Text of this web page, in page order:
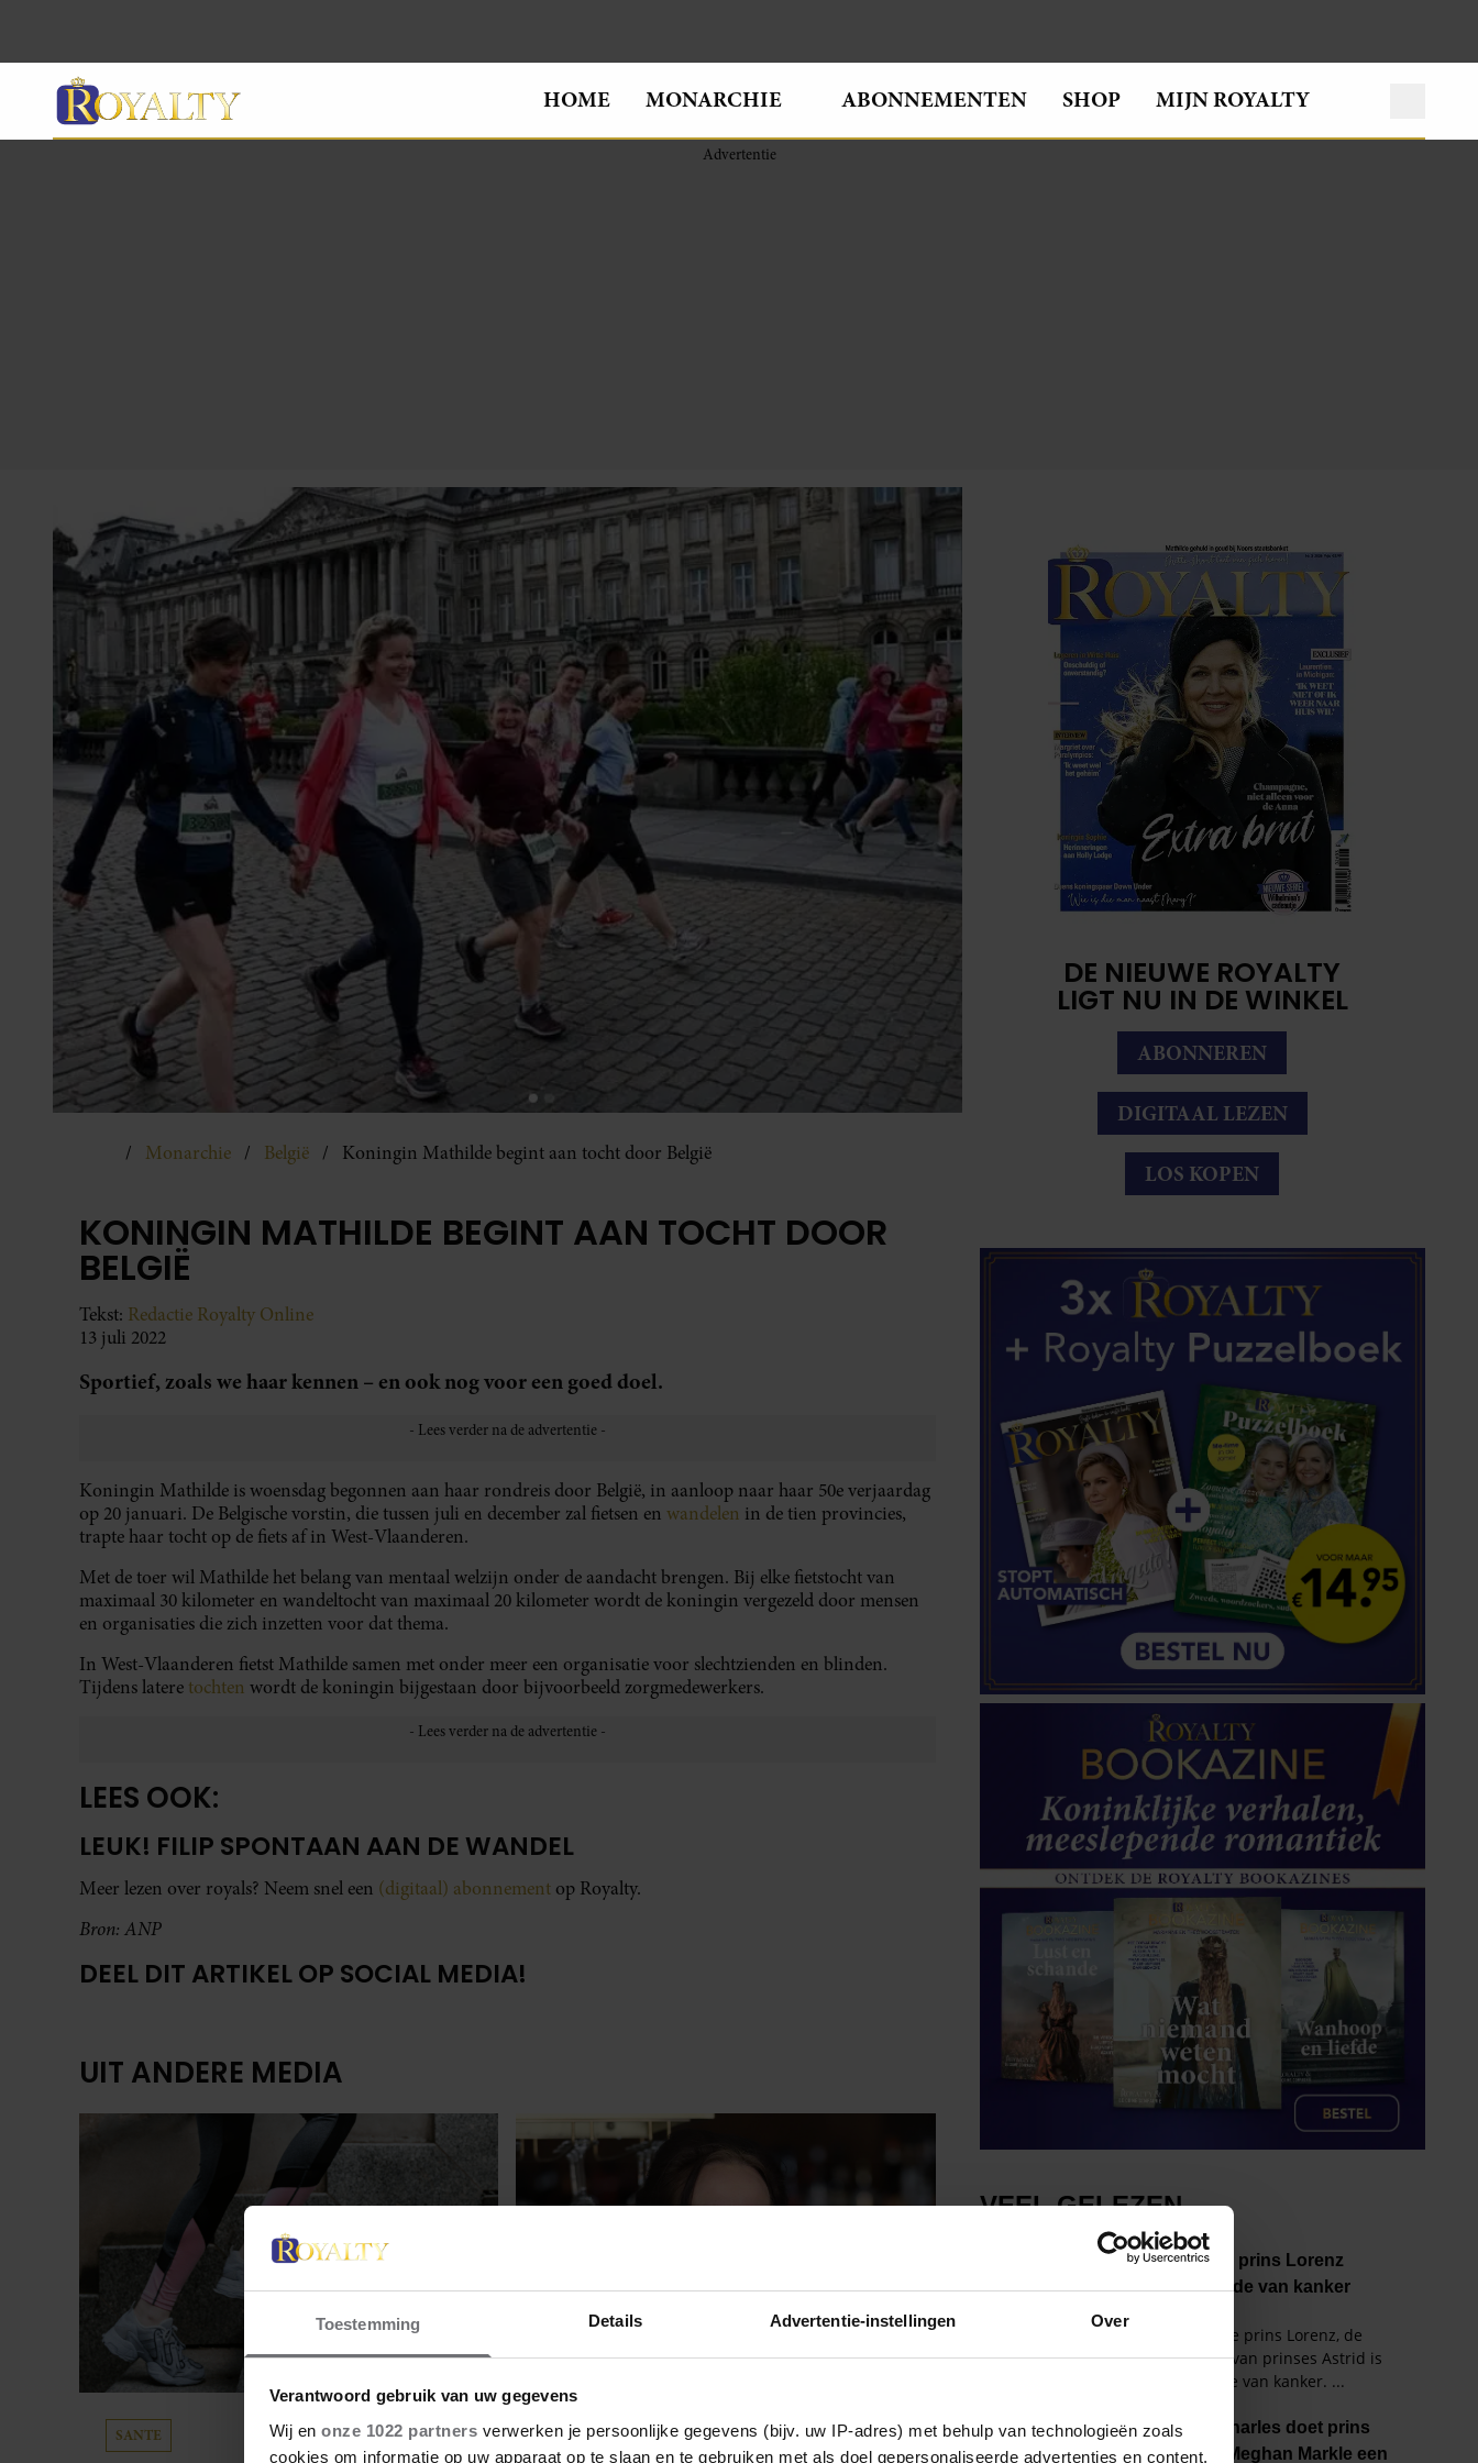
Toestemming Details Advertentie-instellingen Over
Verantwoord gebruik van uw gegevens
Wij en onze 1022 partners verwerken je persoonlijke gegevens (bijv. uw IP-adres) met behulp van technologieën zoals
cookies om informatie op uw apparaat op te slaan en te gebruiken met als doel gepersonaliseerde advertenties en content,
HOME MONARCHIE ABONNEMENTEN SHOP MIJN ROYALTY
Monarchie België Koningin Mathilde begint aan tocht door België
KONINGIN MATHILDE BEGINT AAN TOCHT DOOR
BELGIË
Tekst: Redactie Royalty Online
13 juli 2022
Sportief, zoals we haar kennen – en ook nog voor een goed doel.
Koningin Mathilde is woensdag begonnen aan haar rondreis door België, in aanloop naar haar 50e verjaardag
op 20 januari. De Belgische vorstin, die tussen juli en december zal fietsen en wandelen in de tien provincies,
trapte haar tocht op de fiets af in West-Vlaanderen.
Met de toer wil Mathilde het belang van mentaal welzijn onder de aandacht brengen. Bij elke fietstocht van
maximaal 30 kilometer en wandeltocht van maximaal 20 kilometer wordt de koningin vergezeld door mensen
en organisaties die zich inzetten voor dat thema.
In West-Vlaanderen fietst Mathilde samen met onder meer een organisatie voor slechtzienden en blinden.
Tijdens latere tochten wordt de koningin bijgestaan door bijvoorbeeld zorgmedewerkers.
LEES OOK:
LEUK! FILIP SPONTAAN AAN DE WANDEL
Meer lezen over royals? Neem snel een (digitaal) abonnement op Royalty.
Bron: ANP
DEEL DIT ARTIKEL OP SOCIAL MEDIA!
UIT ANDERE MEDIA
SANTE PARTY
DE NIEUWE ROYALTY
LIGT NU IN DE WINKEL
ABONNEREN
DIGITAAL LEZEN
LOS KOPEN